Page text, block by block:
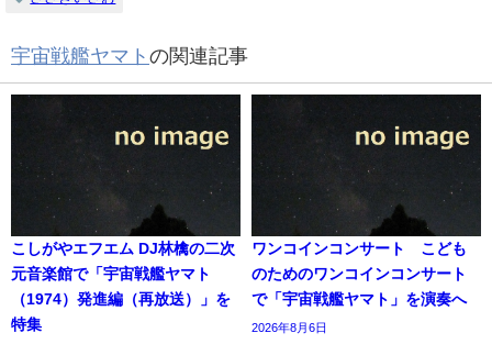
宇宙戦艦ヤマト の関連記事
こしがやエフエム DJ林檎の二次
元音楽館で「宇宙戦艦ヤマト
（1974）発進編（再放送）」を
特集
ワンコインコンサート こども
のためのワンコインコンサート
で「宇宙戦艦ヤマト」を演奏へ
2026年8月6日